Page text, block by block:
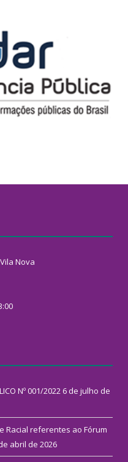
Nova
Nº 001/2022 6 de julho de
Racial referentes ao Fórum
abril de 2026